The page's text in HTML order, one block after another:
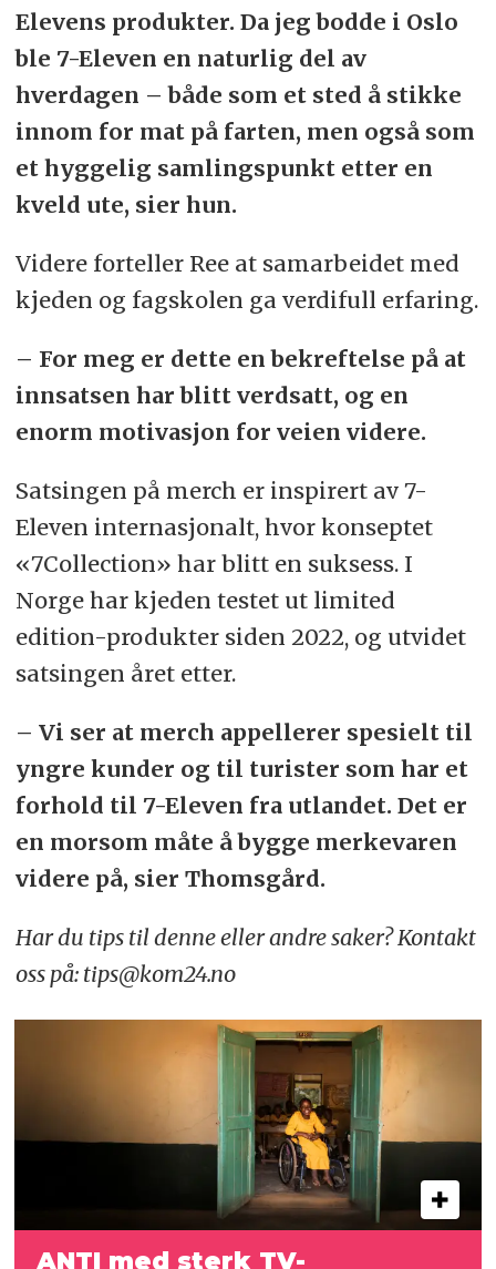
Elevens produkter. Da jeg bodde i Oslo
ble 7-Eleven en naturlig del av
hverdagen – både som et sted å stikke
innom for mat på farten, men også som
et hyggelig samlingspunkt etter en
kveld ute, sier hun.
Videre forteller Ree at samarbeidet med
kjeden og fagskolen ga verdifull erfaring.
– For meg er dette en bekreftelse på at
innsatsen har blitt verdsatt, og en
enorm motivasjon for veien videre.
Satsingen på merch er inspirert av 7-
Eleven internasjonalt, hvor konseptet
«7Collection» har blitt en suksess. I
Norge har kjeden testet ut limited
edition-produkter siden 2022, og utvidet
satsingen året etter.
– Vi ser at merch appellerer spesielt til
yngre kunder og til turister som har et
forhold til 7-Eleven fra utlandet. Det er
en morsom måte å bygge merkevaren
videre på, sier Thomsgård.
Har du tips til denne eller andre saker? Kontakt
oss på: tips@kom24.no
ANTI med sterk TV-